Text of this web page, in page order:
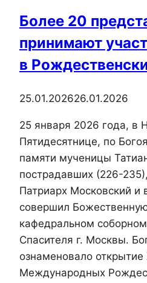
Более 20
принимают
в
25.01.202626.01.2026
25 января 2026 года,
Пятидесятнице, по
памяти мученицы
пострадавших (226-
Патриарх Московский и
совершил
кафедральном
Спасителя г. Москвы.
ознаменовало открытие
Международных